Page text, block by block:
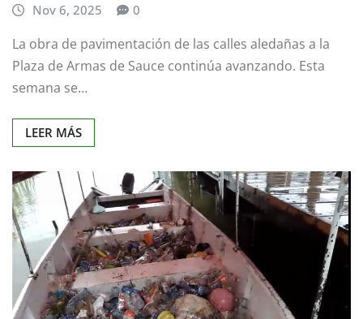
Nov 6, 2025 0
La obra de pavimentación de las calles aledañas a la
Plaza de Armas de Sauce continúa avanzando. Esta
semana se…
LEER MÁS